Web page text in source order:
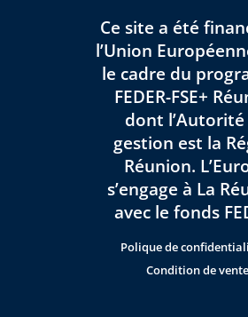
Ce site a été
l’Union
le cadre du
FEDER-FSE+
dont l’Autorité
gestion est la
Réunion.
s’engage à La
avec le fonds
Polique de
Condition de vente